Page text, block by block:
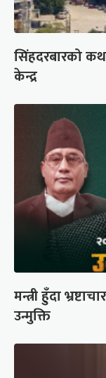
सिंहदरबारको
केन्द्र
मन्त्री हुँदा
उन्मुक्ति